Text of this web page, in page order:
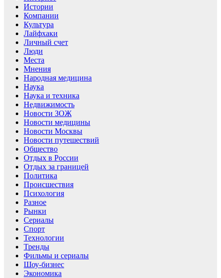
Истории
Компании
Культура
Лайфхаки
Личный счет
Люди
Места
Мнения
Народная медицина
Наука
Наука и техника
Недвижимость
Новости ЗОЖ
Новости медицины
Новости Москвы
Новости путешествий
Общество
Отдых в России
Отдых за границей
Политика
Происшествия
Психология
Разное
Рынки
Сериалы
Спорт
Технологии
Тренды
Фильмы и сериалы
Шоу-бизнес
Экономика